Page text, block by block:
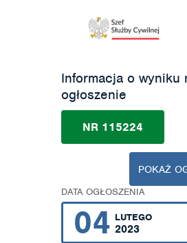
Informacja o wyniku
ogłoszenie
NR 115224
POKAŻ
DATA OGŁOSZENIA
04 LUTEGO
2023